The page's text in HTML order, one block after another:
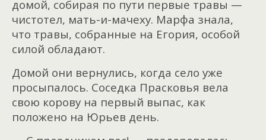
домой, собирая по пути первые травы —
чистотел, мать-и-мачеху. Марфа знала,
что травы, собранные на Егория, особой
силой обладают.
Домой они вернулись, когда село уже
просыпалось. Соседка Прасковья вела
свою корову на первый выпас, как
положено на Юрьев день.